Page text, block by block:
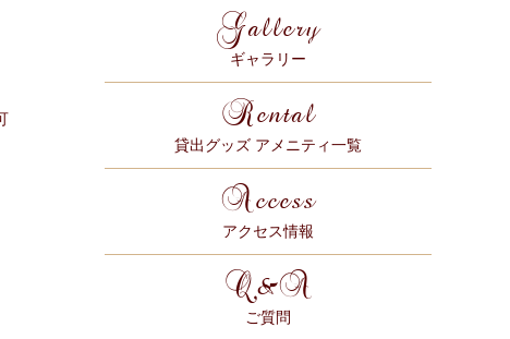
Gallery
ギャラリー
Rental
貸出グッズ アメニティ一覧
Access
アクセス情報
Q&A
ご質問